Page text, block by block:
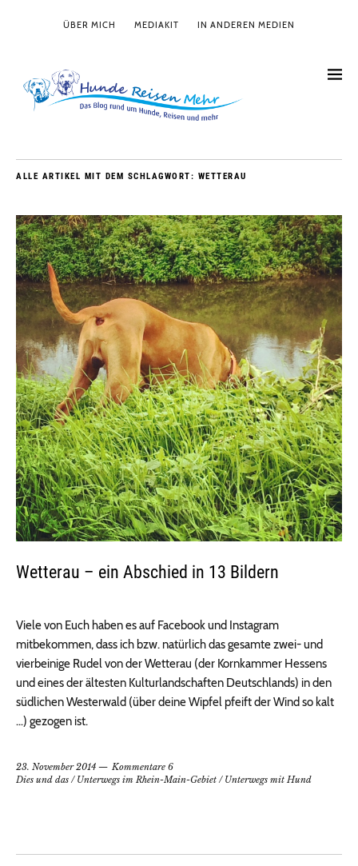
ÜBER MICH MEDIAKIT IN ANDEREN MEDIEN
ALLE ARTIKEL MIT DEM SCHLAGWORT: WETTERAU
Wetterau – ein Abschied in 13 Bildern
Viele von Euch haben es auf Facebook und Instagram
mitbekommen, dass ich bzw. natürlich das gesamte zwei- und
vierbeinige Rudel von der Wetterau (der Kornkammer Hessens
und eines der ältesten Kulturlandschaften Deutschlands) in den
südlichen Westerwald (über deine Wipfel pfeift der Wind so kalt
…) gezogen ist.
23. November 2014
Kommentare 6
Dies und das / Unterwegs im Rhein-Main-Gebiet / Unterwegs mit Hund